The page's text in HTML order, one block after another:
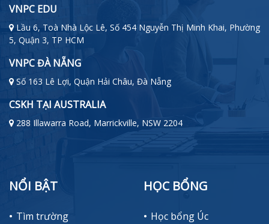
VNPC EDU
Lầu 6, Toà Nhà Lộc Lê, Số 454 Nguyễn Thị Minh Khai, Phường
5, Quận 3, TP HCM
VNPC ĐÀ NẴNG
Số 163 Lê Lợi, Quận Hải Châu, Đà Nẵng
CSKH TẠI AUSTRALIA
288 Illawarra Road, Marrickville, NSW 2204
NỔI BẬT
Tìm trường
HỌC BỔNG
Học bổng Úc